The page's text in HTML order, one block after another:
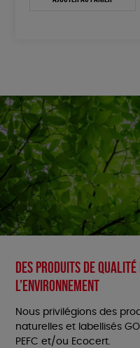
Des produits de
l’environnement
Nous privilégions des
naturelles et labellisés
PEFC et/ou Ecocert.